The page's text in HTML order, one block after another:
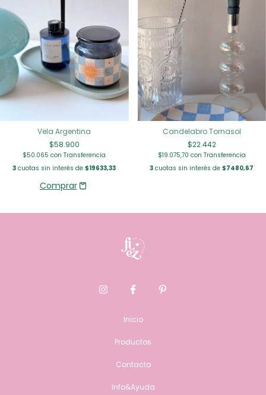
Vela Argentina
$58.900
$50.065con Transferencia
3 cuotas sin interés de$19633,33
Candelabro Tornasol
$22.442
$19.075,70 con Transferencia
3 cuotas sin interés de$7480,67
Inicio
Productos
Contacto
Info&Ayuda